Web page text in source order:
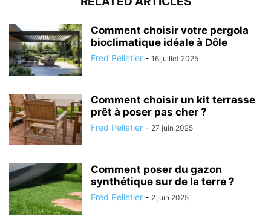
Comment choisir votre pergola
bioclimatique idéale à Dôle
Fred Pelletier - 16 juillet 2025
Comment choisir un kit terrasse
prêt à poser pas cher ?
Fred Pelletier - 27 juin 2025
Comment poser du gazon
synthétique sur de la terre ?
Fred Pelletier - 2 juin 2025